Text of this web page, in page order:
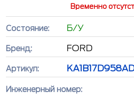
Временно
Состояние: Б/У
Бренд: FORD
Артикул:
Инженерный номер: